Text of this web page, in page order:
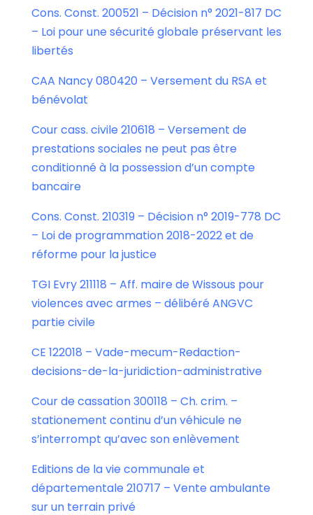
Cons. Const. 200521 – Décision n° 2021-817 DC
– Loi pour une sécurité globale préservant les
libertés
CAA Nancy 080420 – Versement du RSA et
bénévolat
Cour cass. civile 210618 – Versement de
prestations sociales ne peut pas être
conditionné à la possession d’un compte
bancaire
Cons. Const. 210319 – Décision n° 2019-778 DC
– Loi de programmation 2018-2022 et de
réforme pour la justice
TGI Evry 211118 – Aff. maire de Wissous pour
violences avec armes – délibéré ANGVC
partie civile
CE 122018 – Vade-mecum-Redaction-
decisions-de-la-juridiction-administrative
Cour de cassation 300118 – Ch. crim. –
stationement continu d’un véhicule ne
s’interrompt qu’avec son enlèvement
Editions de la vie communale et
départementale 210717 – Vente ambulante
sur un terrain privé